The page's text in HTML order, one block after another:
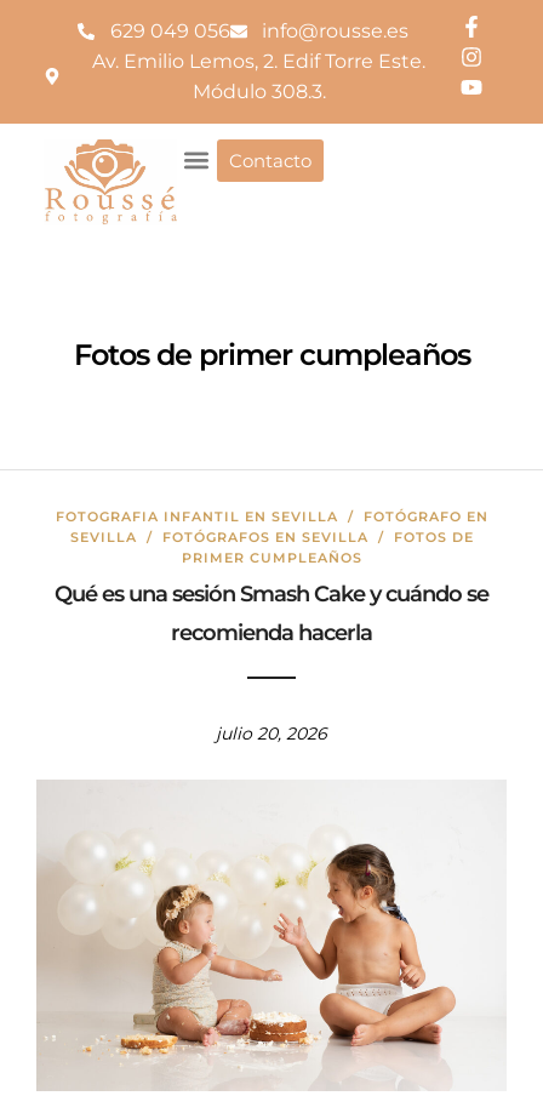
629 049 056
info@rousse.es
Av. Emilio Lemos, 2. Edif Torre Este.
Módulo 308.3.
Contacto
Fotos de primer cumpleaños
FOTOGRAFIA INFANTIL EN SEVILLA /
FOTÓGRAFO EN
SEVILLA / FOTÓGRAFOS EN SEVILLA /
FOTOS DE
PRIMER CUMPLEAÑOS
Qué es una sesión Smash Cake y cuándo se
recomienda hacerla
julio 20, 2026